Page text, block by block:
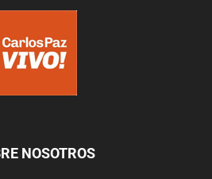
NOSOTROS